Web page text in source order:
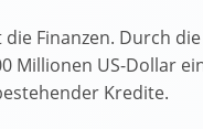
Finanzen. Durch
Millionen US-Dollar
Kredite.